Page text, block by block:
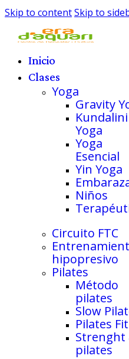
Skip to contentSkip to
Inicio
Clases
Yoga
Gravity
Kundalini
Yoga
Yoga
Esencial
Yin Yoga
Niños
Circuito FTC
hipopresivo
Pilates
Método
pilates
Slow
Pilates Fit
Strenght
pilates